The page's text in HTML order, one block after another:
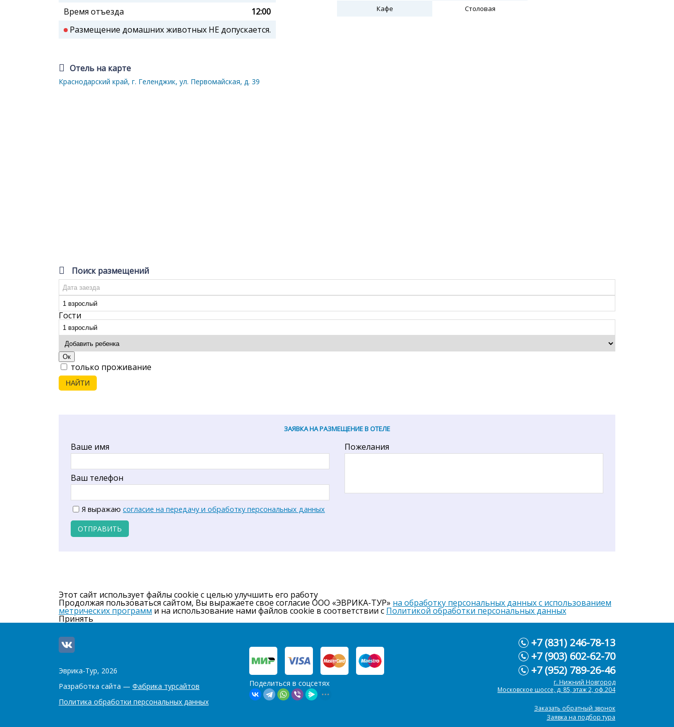
Время отъезда
12:00
Размещение домашних животных НЕ допускается.
Кафе
Столовая
Отель на карте
Краснодарский край, г. Геленджик, ул. Первомайская, д. 39
Поиск размещений
Гости
Ок
только проживание
НАЙТИ
ЗАЯВКА НА РАЗМЕЩЕНИЕ В ОТЕЛЕ
Ваше имя
Ваш телефон
Пожелания
Я выражаю согласие на передачу и обработку персональных данных
ОТПРАВИТЬ
Этот сайт использует файлы cookie с целью улучшить его работу
Продолжая пользоваться сайтом, Вы выражаете свое согласие ООО «ЭВРИКА-ТУР» на обработку персональных данных с использованием
метрических программ и на использование нами файлов cookie в соответствии с Политикой обработки персональных данных
Принять
Эврика-Тур, 2026
Разработка сайта — Фабрика турсайтов
Политика обработки персональных данных
Поделиться в соцсетях
+7 (831) 246-78-13
+7 (903) 602-62-70
+7 (952) 789-26-46
г. Нижний Новгород
Московское шоссе, д. 85, этаж 2, оф.204
Заказать обратный звонок
Заявка на подбор тура